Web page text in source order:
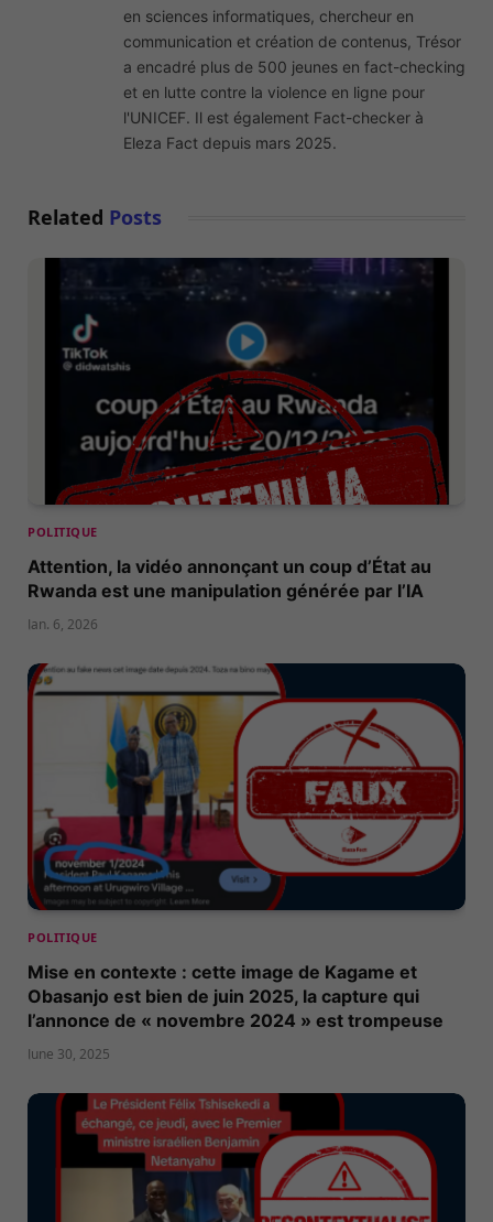
en sciences informatiques, chercheur en
communication et création de contenus, Trésor
a encadré plus de 500 jeunes en fact-checking
et en lutte contre la violence en ligne pour
l'UNICEF. Il est également Fact-checker à
Eleza Fact depuis mars 2025.
Related Posts
POLITIQUE
Attention, la vidéo annonçant un coup d’État au
Rwanda est une manipulation générée par l’IA
Jan. 6, 2026
POLITIQUE
Mise en contexte : cette image de Kagame et
Obasanjo est bien de juin 2025, la capture qui
l’annonce de « novembre 2024 » est trompeuse
June 30, 2025